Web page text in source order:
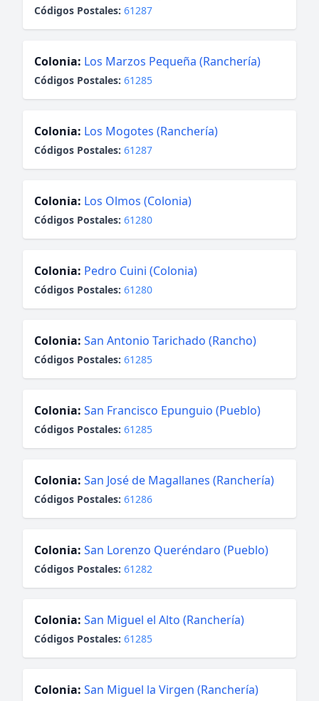
Códigos Postales: 61287
Colonia: Los Marzos Pequeña (Ranchería)
Códigos Postales: 61285
Colonia: Los Mogotes (Ranchería)
Códigos Postales: 61287
Colonia: Los Olmos (Colonia)
Códigos Postales: 61280
Colonia: Pedro Cuini (Colonia)
Códigos Postales: 61280
Colonia: San Antonio Tarichado (Rancho)
Códigos Postales: 61285
Colonia: San Francisco Epunguio (Pueblo)
Códigos Postales: 61285
Colonia: San José de Magallanes (Ranchería)
Códigos Postales: 61286
Colonia: San Lorenzo Queréndaro (Pueblo)
Códigos Postales: 61282
Colonia: San Miguel el Alto (Ranchería)
Códigos Postales: 61285
Colonia: San Miguel la Virgen (Ranchería)